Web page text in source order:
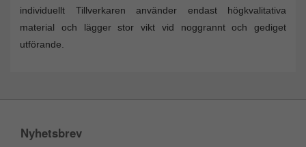
individuellt Tillverkaren använder endast högkvalitativa
material och lägger stor vikt vid noggrannt och gediget
utförande.
Nyhetsbrev